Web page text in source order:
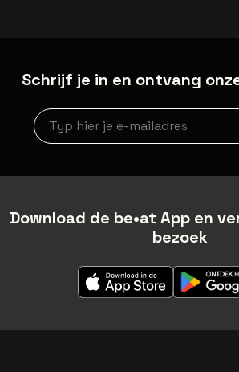
Schrijf je in en ontvang
Nieuwsbrief aanmelding
Download de be•at App en
bezoek